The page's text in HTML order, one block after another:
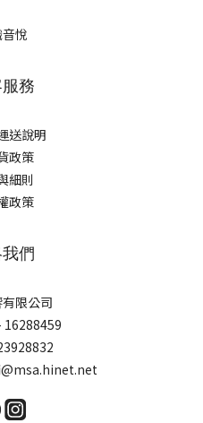
悅
務
送說明
政策
細則
政策
們
限公司
16288459